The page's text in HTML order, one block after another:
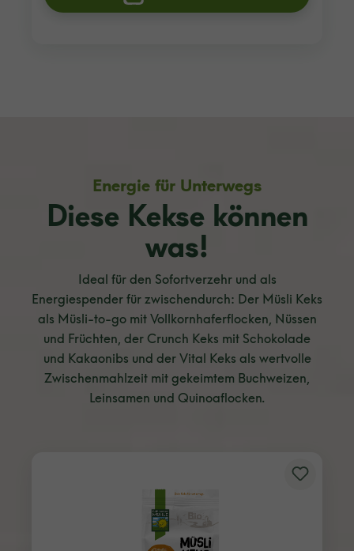
Energie für Unterwegs
Diese Kekse können
was!
Ideal für den Sofortverzehr und als
Energiespender für zwischendurch: Der Müsli Keks
als Müsli-to-go mit Vollkornhaferflocken, Nüssen
und Früchten, der Crunch Keks mit Schokolade
und Kakaonibs und der Vital Keks als wertvolle
Zwischenmahlzeit mit gekeimtem Buchweizen,
Leinsamen und Quinoaflocken.